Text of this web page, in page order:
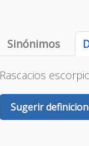
Sinónimos
Rascacios
Sugerir